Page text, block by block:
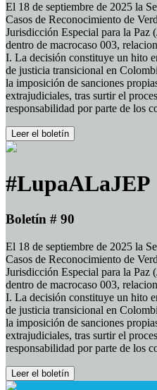
El 18 de septiembre de 2025 la
Casos de Reconocimiento de
Jurisdicción Especial para la Paz
dentro de macrocaso 003,
I. La decisión constituye un hito
de justicia transicional en
la imposición de sanciones
extrajudiciales, tras surtir el
responsabilidad por parte de los
Leer el boletín
#LupaALaJEP
Boletín # 90
El 18 de septiembre de 2025 la
Casos de Reconocimiento de
Jurisdicción Especial para la Paz
dentro de macrocaso 003,
I. La decisión constituye un hito
de justicia transicional en
la imposición de sanciones
extrajudiciales, tras surtir el
responsabilidad por parte de los
Leer el boletín